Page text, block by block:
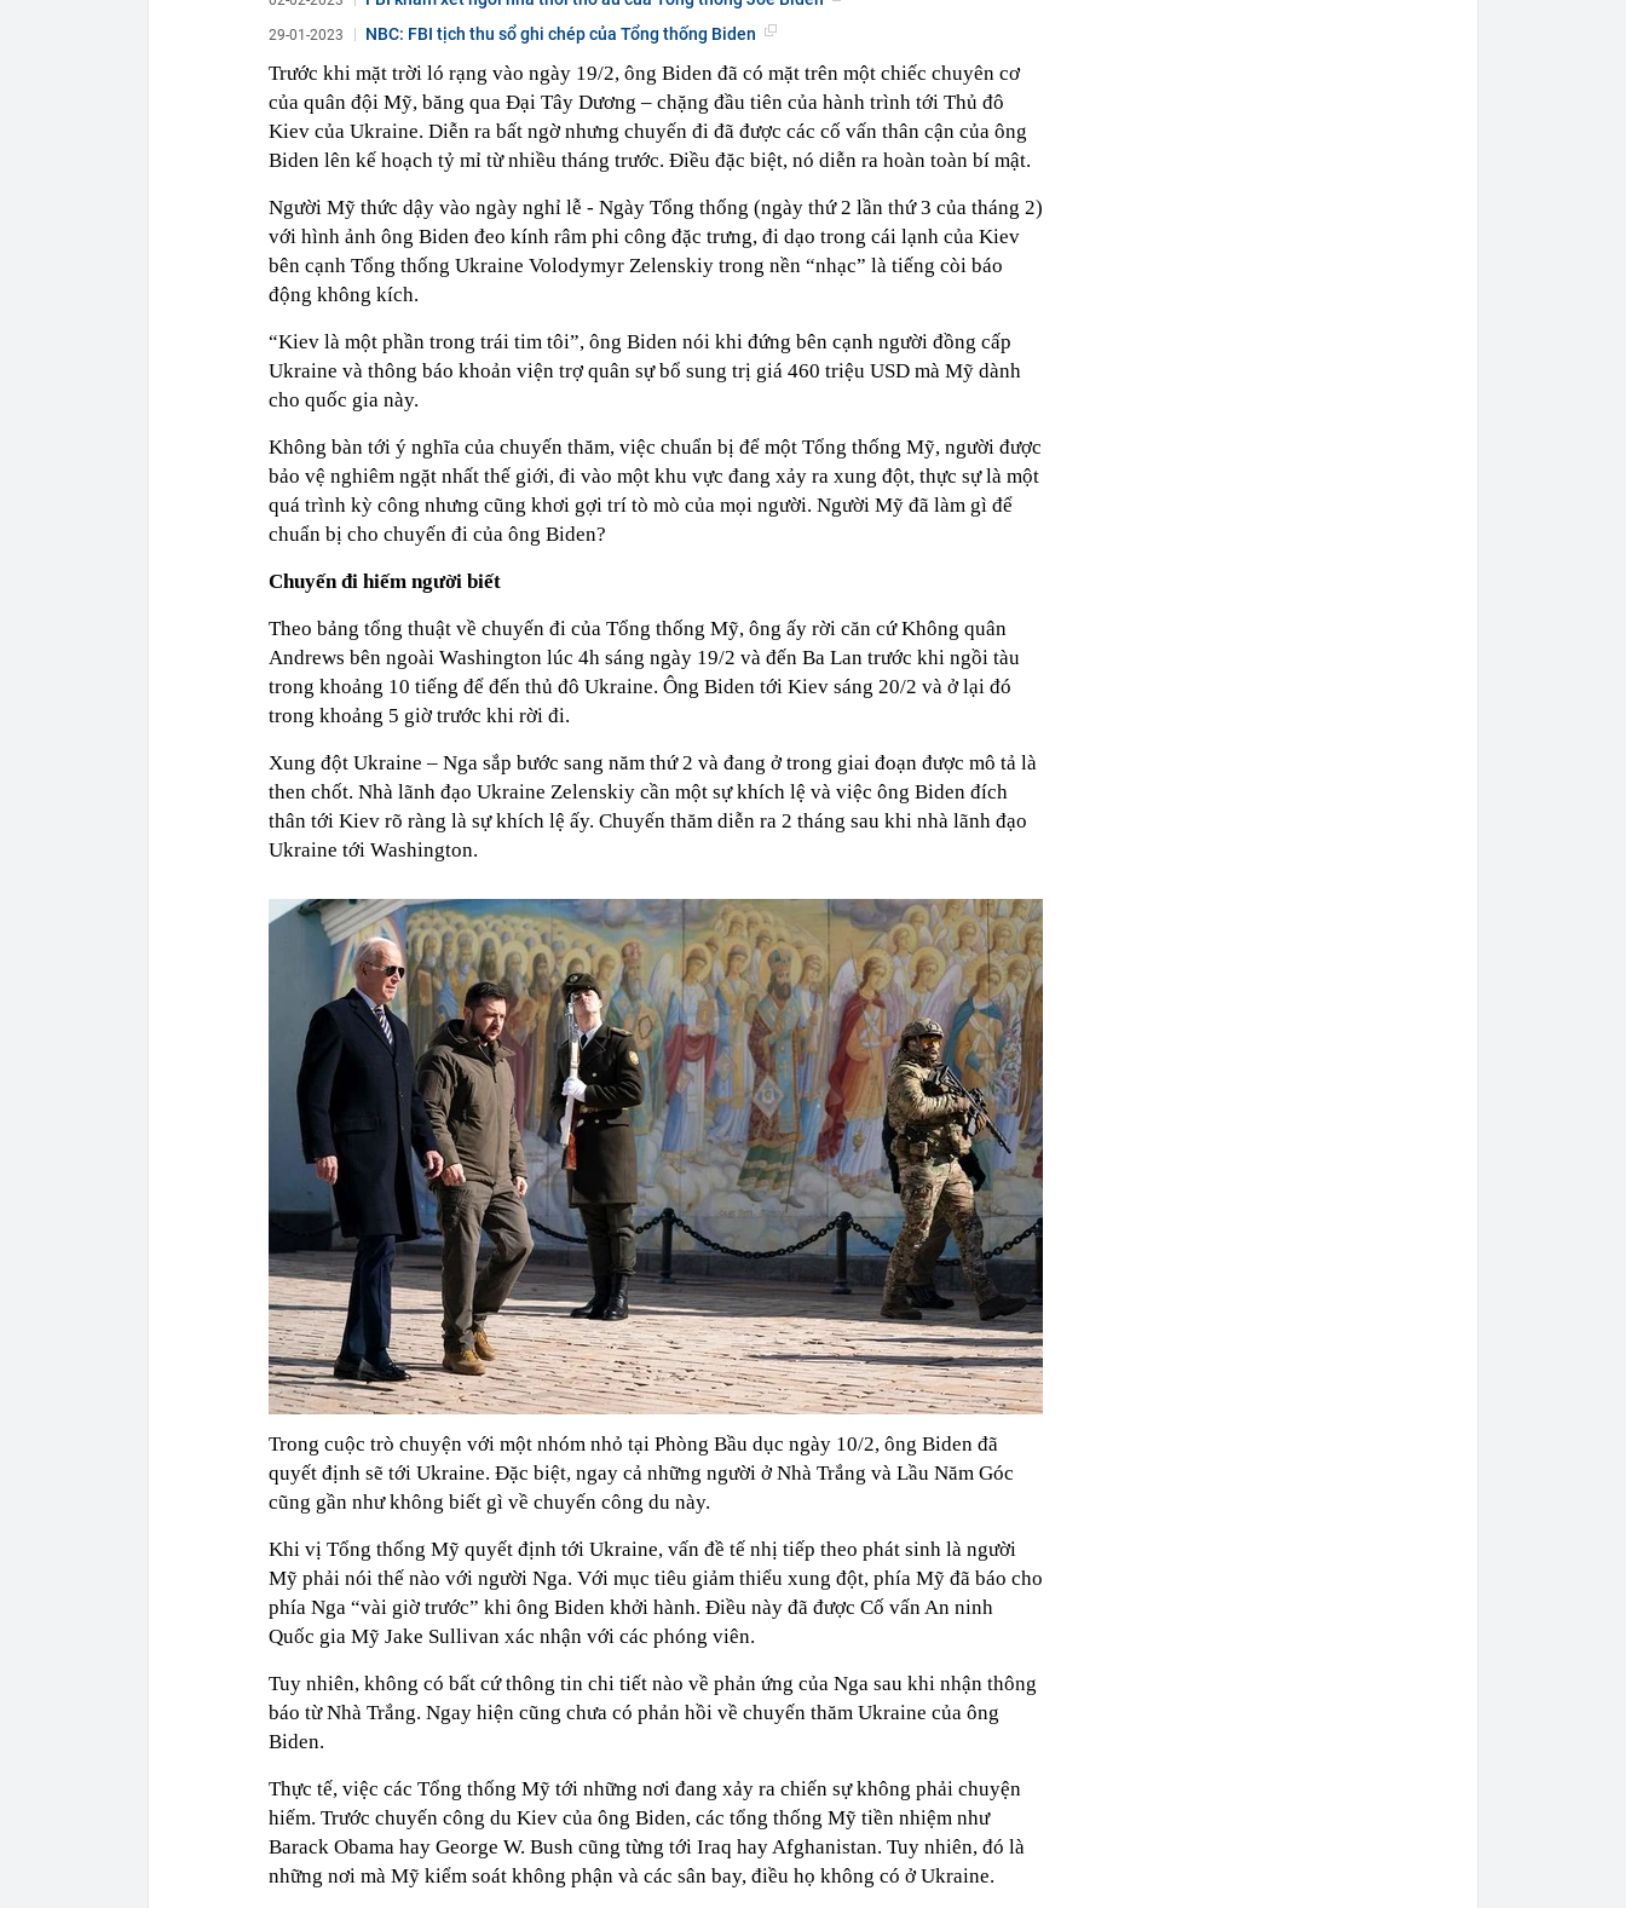
29-01-2023 NBC: FBI tịch thu sổ ghi chép của Tổng thống Biden
Trước khi mặt trời ló rạng vào ngày 19/2, ông Biden đã có mặt trên một chiếc chuyên cơ
của quân đội Mỹ, băng qua Đại Tây Dương – chặng đầu tiên của hành trình tới Thủ đô
Kiev của Ukraine. Diễn ra bất ngờ nhưng chuyến đi đã được các cố vấn thân cận của ông
Biden lên kế hoạch tỷ mỉ từ nhiều tháng trước. Điều đặc biệt, nó diễn ra hoàn toàn bí mật.
Người Mỹ thức dậy vào ngày nghỉ lễ - Ngày Tổng thống (ngày thứ 2 lần thứ 3 của tháng 2)
với hình ảnh ông Biden đeo kính râm phi công đặc trưng, đi dạo trong cái lạnh của Kiev
bên cạnh Tổng thống Ukraine Volodymyr Zelenskiy trong nền “nhạc” là tiếng còi báo
động không kích.
“Kiev là một phần trong trái tim tôi”, ông Biden nói khi đứng bên cạnh người đồng cấp
Ukraine và thông báo khoản viện trợ quân sự bổ sung trị giá 460 triệu USD mà Mỹ dành
cho quốc gia này.
Không bàn tới ý nghĩa của chuyến thăm, việc chuẩn bị để một Tổng thống Mỹ, người được
bảo vệ nghiêm ngặt nhất thế giới, đi vào một khu vực đang xảy ra xung đột, thực sự là một
quá trình kỳ công nhưng cũng khơi gợi trí tò mò của mọi người. Người Mỹ đã làm gì để
chuẩn bị cho chuyến đi của ông Biden?
Chuyến đi hiếm người biết
Theo bảng tổng thuật về chuyến đi của Tổng thống Mỹ, ông ấy rời căn cứ Không quân
Andrews bên ngoài Washington lúc 4h sáng ngày 19/2 và đến Ba Lan trước khi ngồi tàu
trong khoảng 10 tiếng để đến thủ đô Ukraine. Ông Biden tới Kiev sáng 20/2 và ở lại đó
trong khoảng 5 giờ trước khi rời đi.
Xung đột Ukraine – Nga sắp bước sang năm thứ 2 và đang ở trong giai đoạn được mô tả là
then chốt. Nhà lãnh đạo Ukraine Zelenskiy cần một sự khích lệ và việc ông Biden đích
thân tới Kiev rõ ràng là sự khích lệ ấy. Chuyến thăm diễn ra 2 tháng sau khi nhà lãnh đạo
Ukraine tới Washington.
Trong cuộc trò chuyện với một nhóm nhỏ tại Phòng Bầu dục ngày 10/2, ông Biden đã
quyết định sẽ tới Ukraine. Đặc biệt, ngay cả những người ở Nhà Trắng và Lầu Năm Góc
cũng gần như không biết gì về chuyến công du này.
Khi vị Tổng thống Mỹ quyết định tới Ukraine, vấn đề tế nhị tiếp theo phát sinh là người
Mỹ phải nói thế nào với người Nga. Với mục tiêu giảm thiểu xung đột, phía Mỹ đã báo cho
phía Nga “vài giờ trước” khi ông Biden khởi hành. Điều này đã được Cố vấn An ninh
Quốc gia Mỹ Jake Sullivan xác nhận với các phóng viên.
Tuy nhiên, không có bất cứ thông tin chi tiết nào về phản ứng của Nga sau khi nhận thông
báo từ Nhà Trắng. Ngay hiện cũng chưa có phản hồi về chuyến thăm Ukraine của ông
Biden.
Thực tế, việc các Tổng thống Mỹ tới những nơi đang xảy ra chiến sự không phải chuyện
hiếm. Trước chuyến công du Kiev của ông Biden, các tổng thống Mỹ tiền nhiệm như
Barack Obama hay George W. Bush cũng từng tới Iraq hay Afghanistan. Tuy nhiên, đó là
những nơi mà Mỹ kiểm soát không phận và các sân bay, điều họ không có ở Ukraine.